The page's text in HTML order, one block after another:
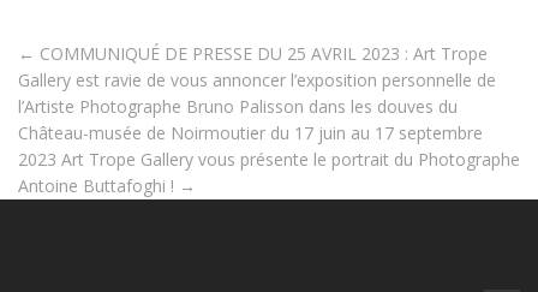
← COMMUNIQUÉ DE PRESSE DU 25 AVRIL 2023 : Art Trope
Gallery est ravie de vous annoncer l’exposition personnelle de
l’Artiste Photographe Bruno Palisson dans les douves du
Château-musée de Noirmoutier du 17 juin au 17 septembre
2023 Art Trope Gallery vous présente le portrait du Photographe
Antoine Buttafoghi ! →